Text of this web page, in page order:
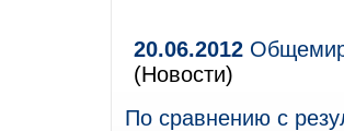
20.06.2012
(Новости)
По сравнению с